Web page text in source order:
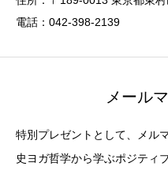
電話：042-398-2139
メール
特別プレゼントとして、メル
史ヨガ哲学から学ぶポジティ